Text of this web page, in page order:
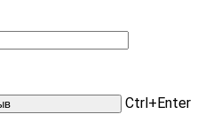
Ctrl+Enter